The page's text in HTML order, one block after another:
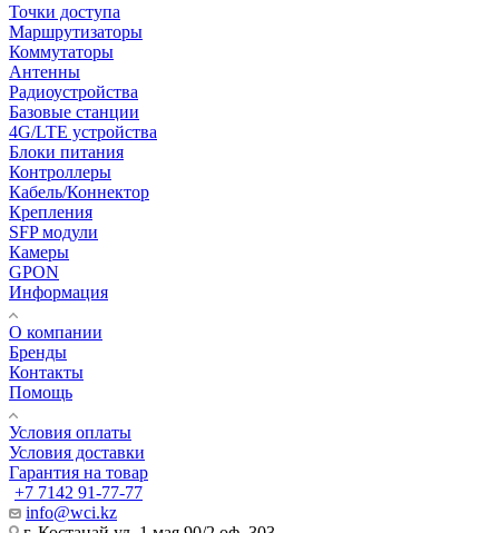
Точки доступа
Маршрутизаторы
Коммутаторы
Антенны
Радиоустройства
Базовые станции
4G/LTE устройства
Блоки питания
Контроллеры
Кабель/Коннектор
Крепления
SFP модули
Камеры
GPON
Информация
О компании
Бренды
Контакты
Помощь
Условия оплаты
Условия доставки
Гарантия на товар
+7 7142 91-77-77
info@wci.kz